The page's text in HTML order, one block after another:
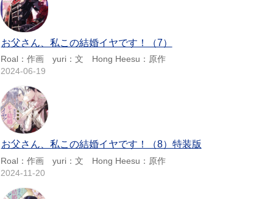
お父さん、私この結婚イヤです！（7）
Roal：作画 yuri：文 Hong Heesu：原作
2024-06-19
お父さん、私この結婚イヤです！（8）特装版
Roal：作画 yuri：文 Hong Heesu：原作
2024-11-20